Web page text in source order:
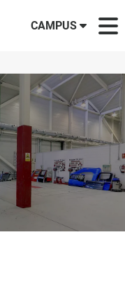
CAMPUS